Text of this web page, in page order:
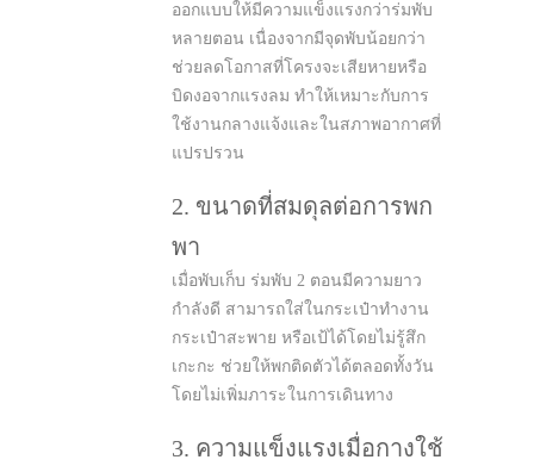
ออกแบบให้มีความแข็งแรงกว่าร่มพับ
หลายตอน เนื่องจากมีจุดพับน้อยกว่า
ช่วยลดโอกาสที่โครงจะเสียหายหรือ
บิดงอจากแรงลม ทำให้เหมาะกับการ
ใช้งานกลางแจ้งและในสภาพอากาศที่
แปรปรวน
2. ขนาดที่สมดุลต่อการพก
พา
เมื่อพับเก็บ ร่มพับ 2 ตอนมีความยาว
กำลังดี สามารถใส่ในกระเป๋าทำงาน
กระเป๋าสะพาย หรือเป้ได้โดยไม่รู้สึก
เกะกะ ช่วยให้พกติดตัวได้ตลอดทั้งวัน
โดยไม่เพิ่มภาระในการเดินทาง
3. ความแข็งแรงเมื่อกางใช้